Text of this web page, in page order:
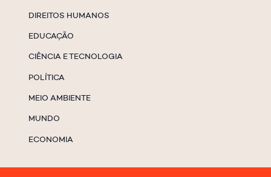
DIREITOS HUMANOS
EDUCAÇÃO
CIÊNCIA E TECNOLOGIA
POLÍTICA
MEIO AMBIENTE
MUNDO
ECONOMIA